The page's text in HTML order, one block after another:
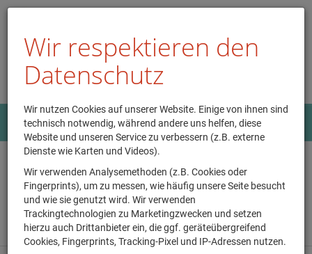
Wir respektieren den
Datenschutz
Wir nutzen Cookies auf unserer Website. Einige von ihnen sind
technisch notwendig, während andere uns helfen, diese
Website und unseren Service zu verbessern (z.B. externe
Dienste wie Karten und Videos).
Wir verwenden Analysemethoden (z.B. Cookies oder
Fingerprints), um zu messen, wie häufig unsere Seite besucht
und wie sie genutzt wird. Wir verwenden
Trackingtechnologien zu Marketingzwecken und setzen
hierzu auch Drittanbieter ein, die ggf. geräteübergreifend
Cookies, Fingerprints, Tracking-Pixel und IP-Adressen nutzen.
Menü
Wie schön, dass Du da bist - in
der Buchhandlung am
Färberturm in Gunzenhausen!